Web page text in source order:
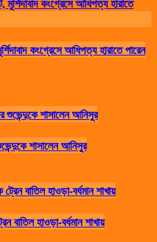
কংগ্রেসে আধিপত্য হারাতে পারেন
শাসালেন আনিসুর
বাতিল হাওড়া-বর্ধমান শাখায়